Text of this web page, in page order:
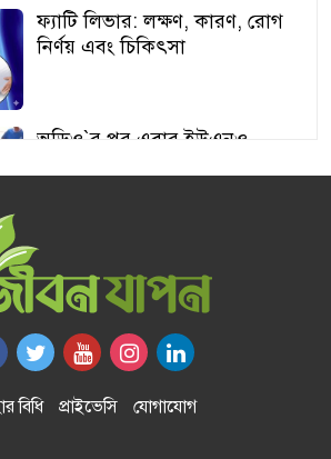
ফ্যাটি লিভার: লক্ষণ, কারণ, রোগ
নির্ণয় এবং চিকিৎসা
অডিও‍‍`র পর এবার ইউএনও
আঙুর চাষের স্বপ্ন শুরু ৩০ টাকায়,
এখন আয় লাখ টাকা
অতিরিক্ত বড় স্তন নিয়ে বিপাকে
নারীরা, বাড়ছে স্বাস্থ্যঝুঁকি
বিধি প্রাইভেসি যোগাযোগ